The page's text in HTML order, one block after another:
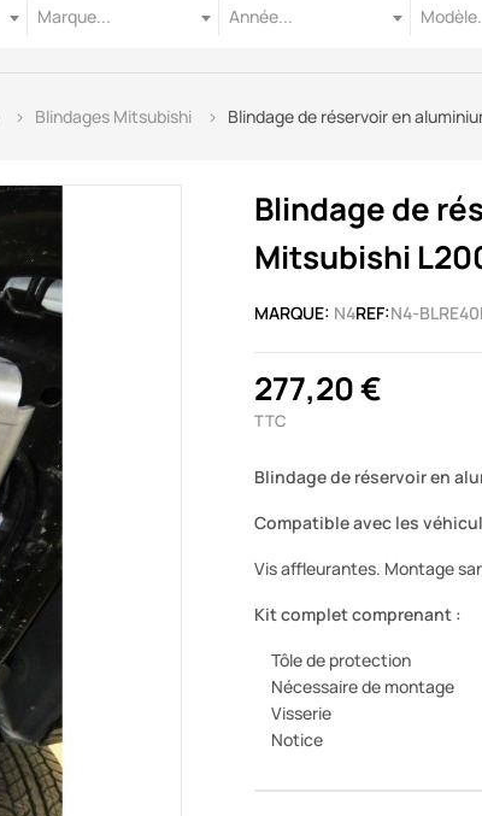
Marque...
Année...
Blindages Mitsubishi Blindage de réservoir en
Blindage de
Mitsubishi
MARQUE: N4REF:N4-
277,20 €
TTC
Blindage de réservoir en
Compatible avec les
Vis affleurantes. Montage
Kit complet comprenant :
Tôle de protection
Nécessaire de montage
Visserie
Notice